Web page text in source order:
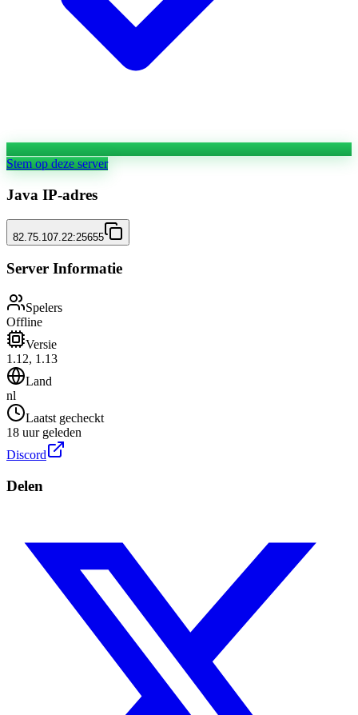
Stem op deze server
Java IP-adres
82.75.107.22:25655
Server Informatie
Spelers
Offline
Versie
1.12, 1.13
Land
nl
Laatst gecheckt
18 uur geleden
Discord
Delen